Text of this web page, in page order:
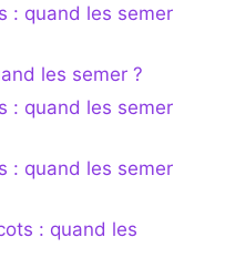
: quand les semer
les semer ?
: quand les semer
: quand les semer
: quand les